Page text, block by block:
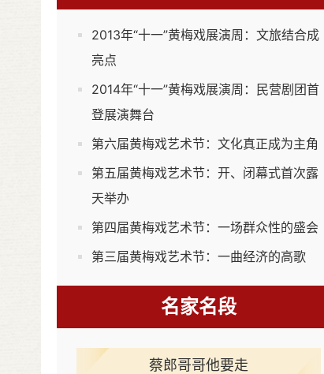
2013年“十一”黄梅戏展演周：文旅结合成
亮点
2014年“十一”黄梅戏展演周：民营剧团首
登展演舞台
第六届黄梅戏艺术节：文化真正成为主角
第五届黄梅戏艺术节：开、闭幕式首次露
天举办
第四届黄梅戏艺术节：一场群众性的盛会
第三届黄梅戏艺术节：一曲经济的高歌
名家名段
蔡郎哥哥他要走